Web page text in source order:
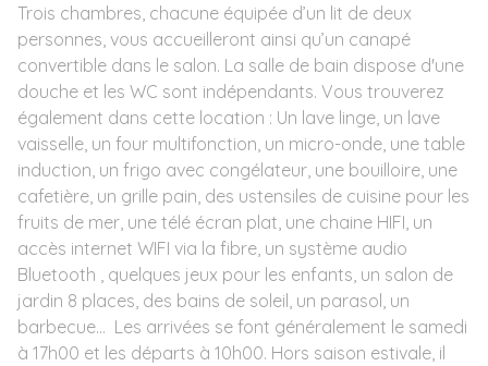
Trois chambres, chacune équipée d’un lit de deux
personnes, vous accueilleront ainsi qu’un canapé
convertible dans le salon. La salle de bain dispose d'une
douche et les WC sont indépendants. Vous trouverez
également dans cette location : Un lave linge, un lave
vaisselle, un four multifonction, un micro-onde, une table
induction, un frigo avec congélateur, une bouilloire, une
cafetière, un grille pain, des ustensiles de cuisine pour les
fruits de mer, une télé écran plat, une chaine HIFI, un
accès internet WIFI via la fibre, un système audio
Bluetooth , quelques jeux pour les enfants, un salon de
jardin 8 places, des bains de soleil, un parasol, un
barbecue... Les arrivées se font généralement le samedi
à 17h00 et les départs à 10h00. Hors saison estivale, il